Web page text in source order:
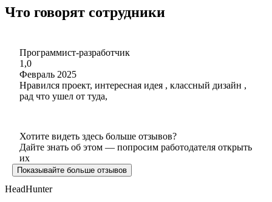
Что говорят сотрудники
Программист-разработчик
1,0
Февраль 2025
Нравился проект, интересная идея , классный дизайн ,
рад что ушел от туда,
Хотите видеть здесь больше отзывов?
Дайте знать об этом — попросим работодателя открыть
их
Показывайте больше отзывов
HeadHunter